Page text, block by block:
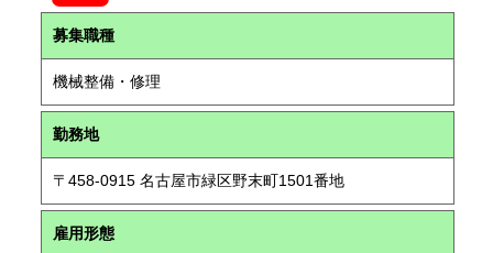
募集職種
機械整備・修理
勤務地
〒458-0915 名古屋市緑区野末町1501番地
雇用形態